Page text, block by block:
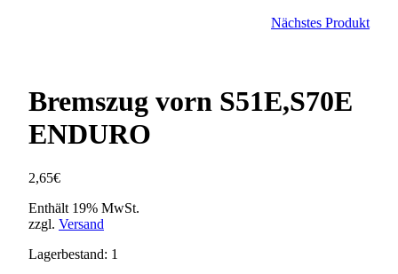
Nächstes Produkt
Bremszug vorn S51E,S70E
ENDURO
2,65€
Enthält 19% MwSt.
zzgl. Versand
Lagerbestand: 1